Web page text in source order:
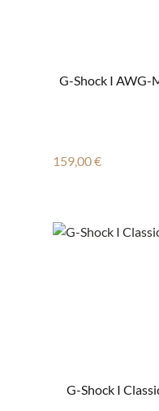
G-Shock I AWG-
Regulärer Preis:
159,00 €
G-Shock I